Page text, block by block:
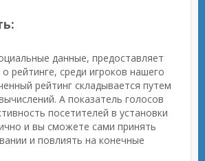
данные, предоставляет
рейтинге, среди игроков нашего
рейтинг складывается путем
А показатель голосов
посетителей в установки
и вы сможете сами принять
и повлиять на конечные